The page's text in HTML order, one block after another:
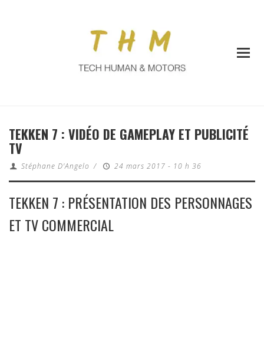
TEKKEN 7 : VIDÉO DE GAMEPLAY ET PUBLICITÉ
TV
Stéphane D'Angelo / 24 mars 2017 - 10 h 36
TEKKEN 7 : PRÉSENTATION DES PERSONNAGES
ET TV COMMERCIAL